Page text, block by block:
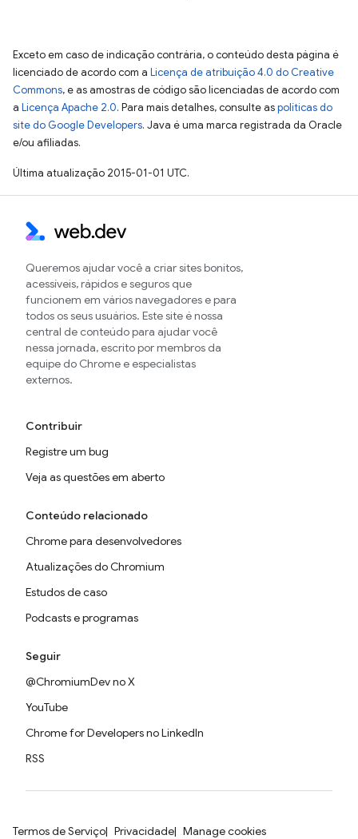
Exceto em caso de indicação contrária, o conteúdo desta página é
licenciado de acordo com a Licença de atribuição 4.0 do Creative
Commons, e as amostras de código são licenciadas de acordo com
a Licença Apache 2.0. Para mais detalhes, consulte aspolíticas do
site do Google Developers. Java é uma marca registrada da Oracle
e/ou afiliadas.
Última atualização 2015-01-01 UTC.
Queremos ajudar você a criar sites bonitos,
acessíveis, rápidos e seguros que
funcionem em vários navegadores e para
todos os seus usuários. Este site é nossa
central de conteúdo para ajudar você
nessa jornada, escrito por membros da
equipe do Chrome e especialistas
externos.
Contribuir
Registre um bug
Veja as questões em aberto
Conteúdo relacionado
Chrome para desenvolvedores
Atualizações do Chromium
Estudos de caso
Podcasts e programas
Seguir
@ChromiumDev no X
YouTube
Chrome for Developers no LinkedIn
RSS
Termos de Serviço Privacidade Manage cookies